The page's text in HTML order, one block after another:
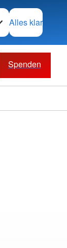
Alles klar
Spenden